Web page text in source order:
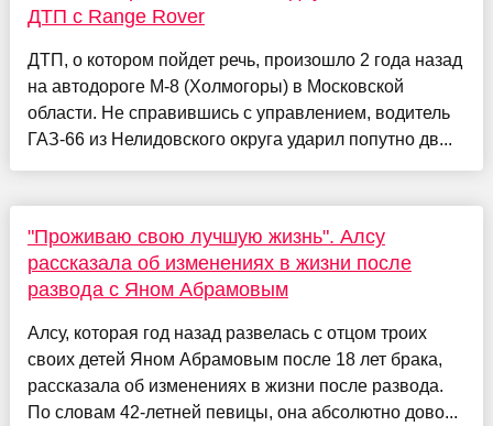
ДТП с Range Rover
ДТП, о котором пойдет речь, произошло 2 года назад
на автодороге М-8 (Холмогоры) в Московской
области. Не справившись с управлением, водитель
ГАЗ-66 из Нелидовского округа ударил попутно дв...
"Проживаю свою лучшую жизнь". Алсу
рассказала об изменениях в жизни после
развода с Яном Абрамовым
Алсу, которая год назад развелась с отцом троих
своих детей Яном Абрамовым после 18 лет брака,
рассказала об изменениях в жизни после развода.
По словам 42-летней певицы, она абсолютно дово...